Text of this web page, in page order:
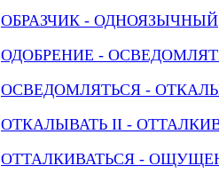
ОБРАЗЧИК - ОДНОЯЗЫЧНЫЙ
ОДОБРЕНИЕ -
ОСВЕДОМЛЯТЬСЯ -
ОТКАЛЫВАТЬ II -
ОТТАЛКИВАТЬСЯ -